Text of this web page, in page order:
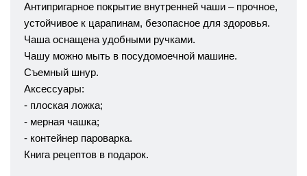
Антипригарное покрытие внутренней чаши – прочное,
устойчивое к царапинам, безопасное для здоровья.
Чаша оснащена удобными ручками.
Чашу можно мыть в посудомоечной машине.
Съемный шнур.
Аксессуары:
- плоская ложка;
- мерная чашка;
- контейнер пароварка.
Книга рецептов в подарок.